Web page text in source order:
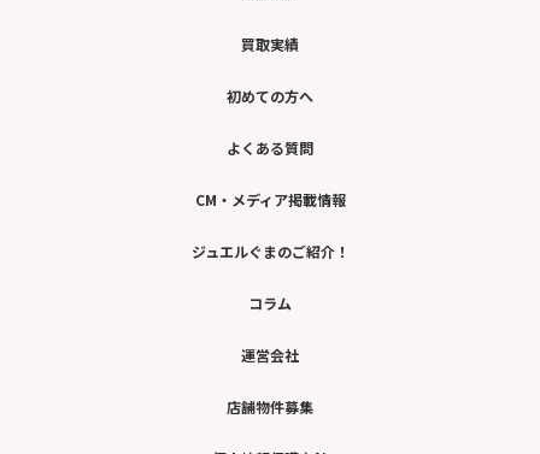
買取実績
初めての方へ
よくある質問
CM・メディア掲載情報
ジュエルぐまのご紹介！
コラム
運営会社
店舗物件募集